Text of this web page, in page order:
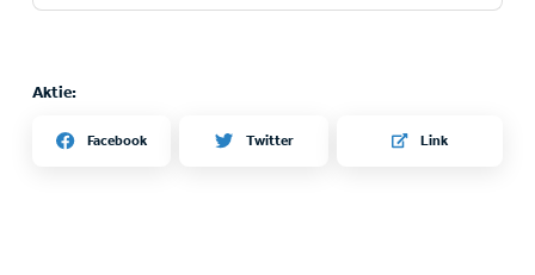
Aktie:
Facebook Twitter Link